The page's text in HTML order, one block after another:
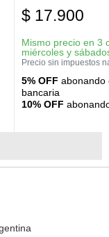
$ 17.900
Mismo precio en 3
miércoles y
Precio sin impuestos
5% OFF abonando
bancaria
10% OFF